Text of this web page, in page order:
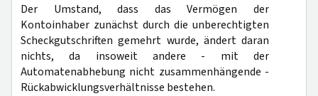
Der Umstand, dass das Vermögen der
Kontoinhaber zunächst durch die unberechtigten
Scheckgutschriften gemehrt wurde, ändert daran
nichts, da insoweit andere - mit der
Automatenabhebung nicht zusammenhängende -
Rückabwicklungsverhältnisse bestehen.